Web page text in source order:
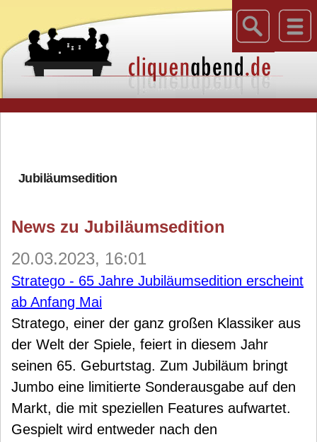
Jubiläumsedition
News zu Jubiläumsedition
20.03.2023, 16:01
Stratego - 65 Jahre Jubiläumsedition erscheint
ab Anfang Mai
Stratego, einer der ganz großen Klassiker aus
der Welt der Spiele, feiert in diesem Jahr
seinen 65. Geburtstag. Zum Jubiläum bringt
Jumbo eine limitierte Sonderausgabe auf den
Markt, die mit speziellen Features aufwartet.
Gespielt wird entweder nach den